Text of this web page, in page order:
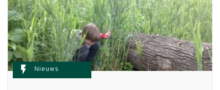
flash_on Nieuws